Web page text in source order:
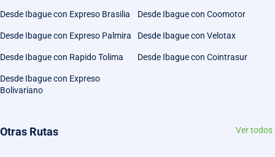
Desde Ibague con Expreso Brasilia Desde Ibague con Coomotor
Desde Ibague con Expreso Palmira Desde Ibague con Velotax
Desde Ibague con Rapido Tolima Desde Ibague con Cointrasur
Desde Ibague con Expreso
Bolivariano
Otras Rutas Ver todos